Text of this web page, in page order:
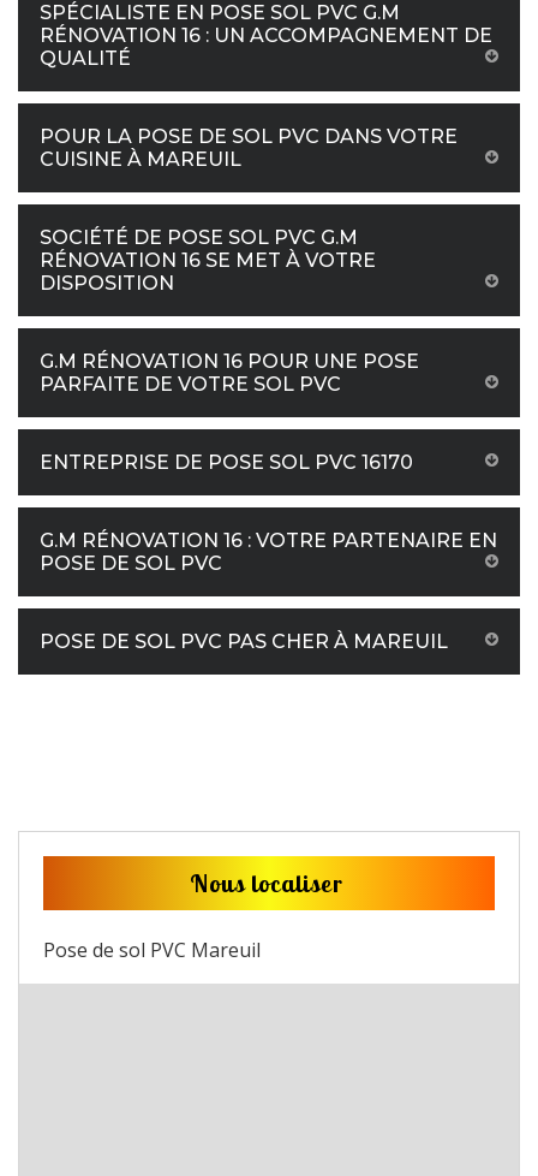
SPÉCIALISTE EN POSE SOL PVC G.M
RÉNOVATION 16 : UN ACCOMPAGNEMENT DE
QUALITÉ
POUR LA POSE DE SOL PVC DANS VOTRE
CUISINE À MAREUIL
SOCIÉTÉ DE POSE SOL PVC G.M
RÉNOVATION 16 SE MET À VOTRE
DISPOSITION
G.M RÉNOVATION 16 POUR UNE POSE
PARFAITE DE VOTRE SOL PVC
ENTREPRISE DE POSE SOL PVC 16170
G.M RÉNOVATION 16 : VOTRE PARTENAIRE EN
POSE DE SOL PVC
POSE DE SOL PVC PAS CHER À MAREUIL
Nous localiser
Pose de sol PVC Mareuil